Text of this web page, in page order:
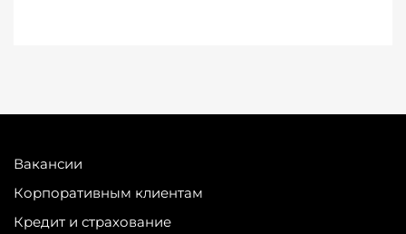
Вакансии
Корпоративным клиентам
Кредит и страхование